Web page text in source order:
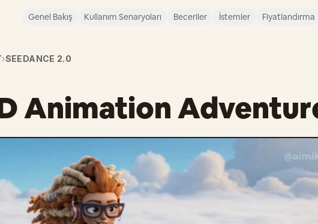
Genel Bakış Kullanım Senaryoları Beceriler İstemler Fiyatlandırma
›SEEDANCE 2.0
Animation